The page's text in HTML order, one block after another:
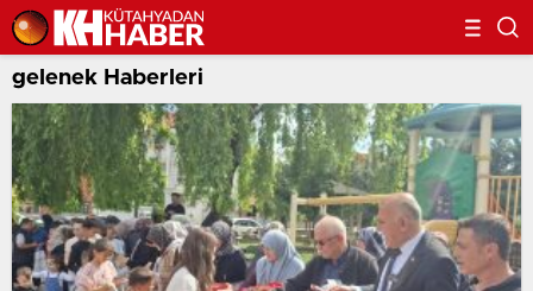
gelenek Haberleri